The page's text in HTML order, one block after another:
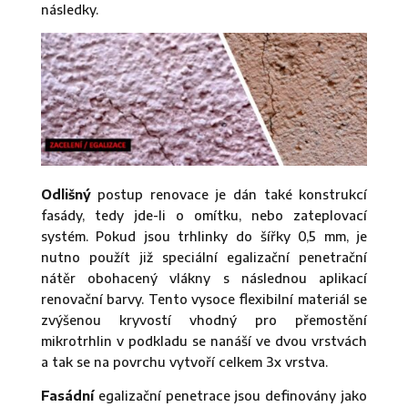
následky.
Odlišnýpostup renovace je dán také konstrukcí
fasády, tedy jde-li o omítku, nebo zateplovací
systém. Pokud jsou trhlinky do šířky 0,5 mm, je
nutno použít již speciální egalizační penetrační
nátěr obohacený vlákny s následnou aplikací
renovační barvy. Tento vysoce flexibilní materiál se
zvýšenou kryvostí vhodný pro přemostění
mikrotrhlin v podkladu se nanáší ve dvou vrstvách
a tak se na povrchu vytvoří celkem 3x vrstva.
Fasádní egalizační penetrace jsou definovány jako